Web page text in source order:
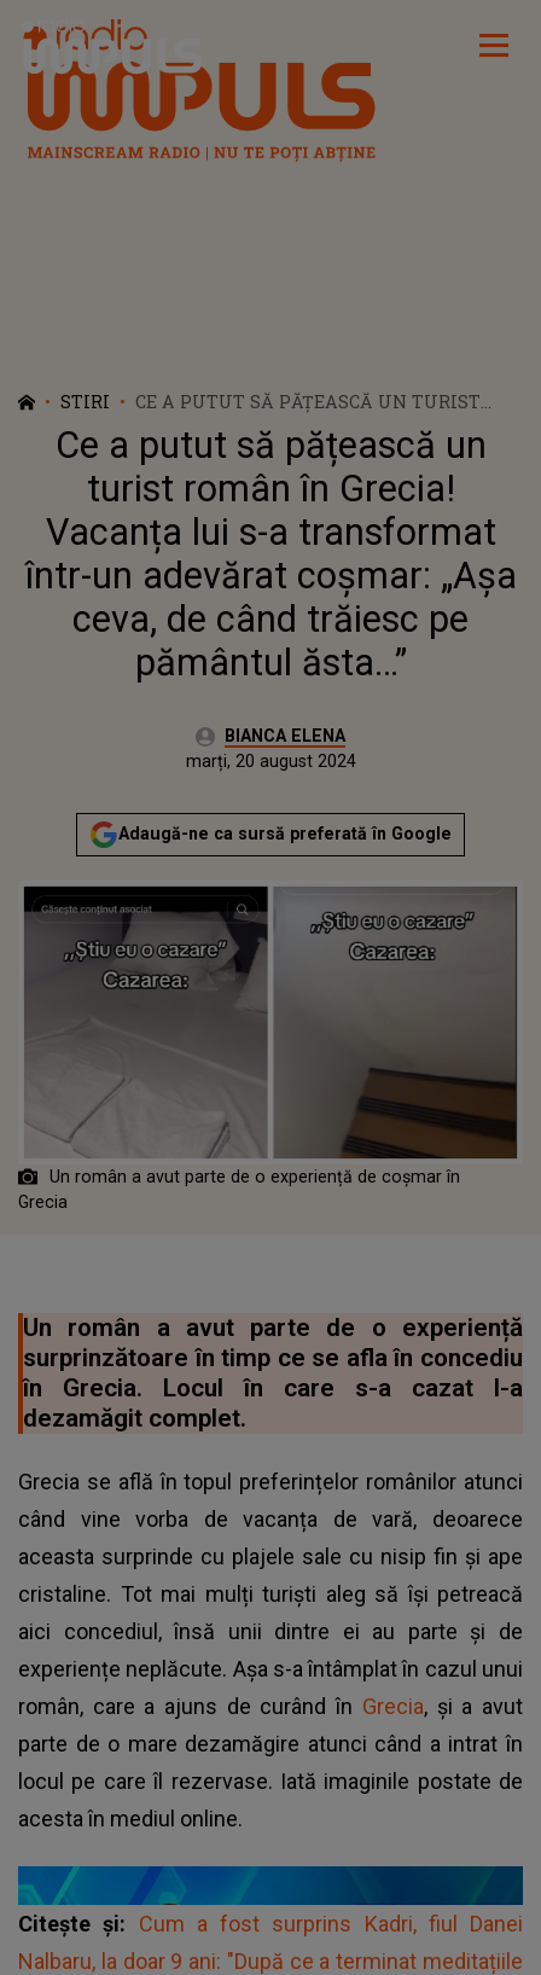
Radio Impuls
STIRI
CE A PUTUT SĂ PĂȚEASCĂ UN TURIST
ROMÂN ÎN GRECIA! VACANȚA LUI S-A
TRANSFORMAT ÎNTR-UN ADEVĂRAT
COȘMAR: „AȘA CEVA, DE CÂND TRĂIESC PE
PĂMÂNTUL ĂSTA…”
Ce a putut să pățească un
turist român în Grecia!
Vacanța lui s-a transformat
într-un adevărat coșmar: „Așa
ceva, de când trăiesc pe
pământul ăsta…”
Autor:BIANCA ELENA
Publicat:
marți, 20 august 2024
Adaugă-ne ca sursă preferată în Google
Un român a avut parte de o experiență de coșmar în
Grecia
Un român a avut parte de o experiență
surprinzătoare în timp ce se afla în concediu
în Grecia. Locul în care s-a cazat l-a
dezamăgit complet.
Grecia se află în topul preferințelor românilor atunci
când vine vorba de vacanța de vară, deoarece
aceasta surprinde cu plajele sale cu nisip fin și ape
cristaline. Tot mai mulți turiști aleg să își petreacă
aici concediul, însă unii dintre ei au parte și de
experiențe neplăcute. Așa s-a întâmplat în cazul unui
român, care a ajuns de curând în Grecia, și a avut
parte de o mare dezamăgire atunci când a intrat în
locul pe care îl rezervase. Iată imaginile postate de
acesta în mediul online.
Citește și: Cum a fost surprins Kadri, fiul Danei
Nalbaru, la doar 9 ani: "După ce a terminat meditațiile